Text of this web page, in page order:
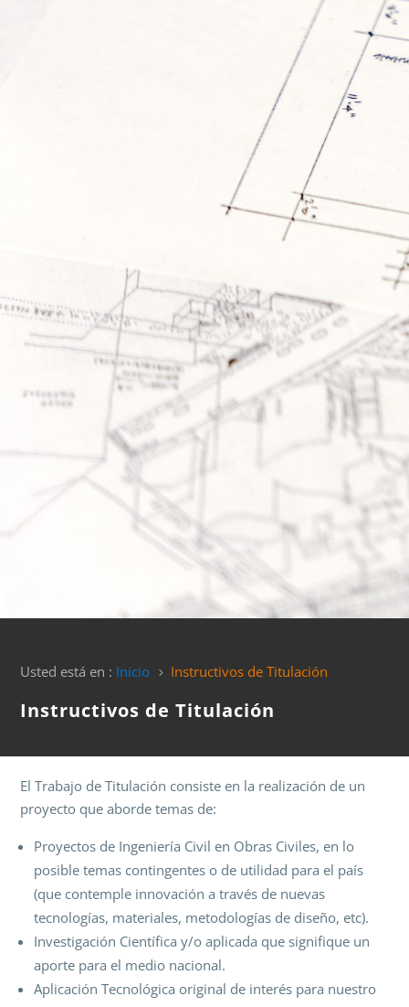
Usted está en : Inicio 5 Instructivos de Titulación
Instructivos de Titulación
El Trabajo de Titulación consiste en la realización de un
proyecto que aborde temas de:
Proyectos de Ingeniería Civil en Obras Civiles, en lo
posible temas contingentes o de utilidad para el país
(que contemple innovación a través de nuevas
tecnologías, materiales, metodologías de diseño, etc).
Investigación Científica y/o aplicada que signifique un
aporte para el medio nacional.
Aplicación Tecnológica original de interés para nuestro